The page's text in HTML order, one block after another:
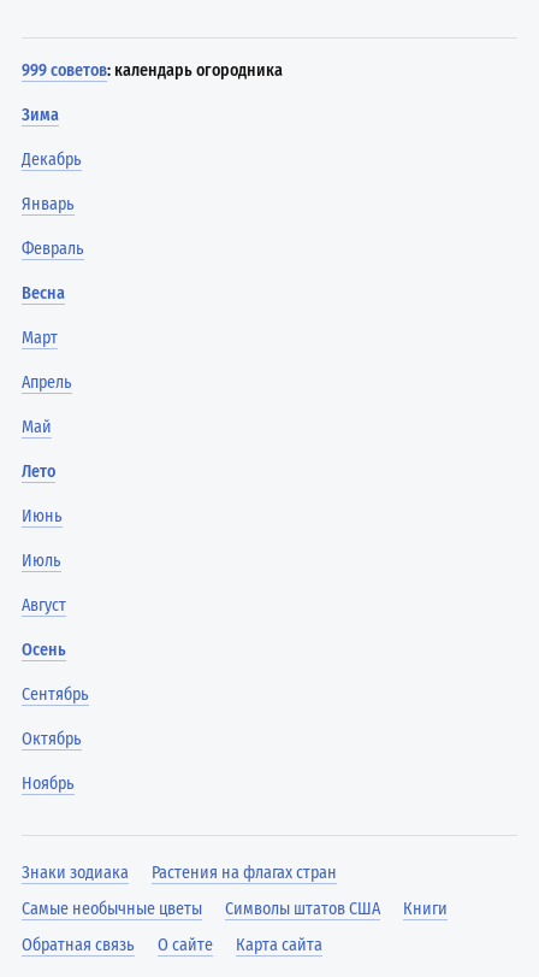
999 советов: календарь огородника
Зима
Декабрь
Январь
Февраль
Весна
Март
Апрель
Май
Лето
Июнь
Июль
Август
Осень
Сентябрь
Октябрь
Ноябрь
Знаки зодиака
Растения на флагах стран
Самые необычные цветы
Символы штатов США
Книги
Обратная связь
О сайте Карта сайта